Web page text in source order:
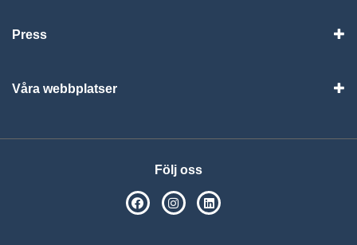
Press
Våra webbplatser
Följ oss
SPSM på Facebook
SPSM på Instagram